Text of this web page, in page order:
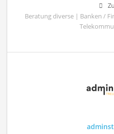
Beratung diverse | Banken /